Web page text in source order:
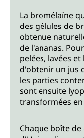
La bromélaïne
des gélules de
obtenue
de l'ananas.
pelées, lavées
d'obtenir un jus
les parties
sont ensuite
transformées en
Chaque boîte